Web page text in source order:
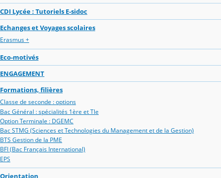
CDI Lycée : Tutoriels E-sidoc
Echanges et Voyages scolaires
Erasmus +
Eco-motivés
ENGAGEMENT
Formations, filières
Classe de seconde : options
Bac Général : spécialités 1ère et Tle
Option Terminale : DGEMC
Bac STMG (Sciences et Technologies du Management et de la Gestion)
BTS Gestion de la PME
BFI (Bac Français International)
EPS
Orientation